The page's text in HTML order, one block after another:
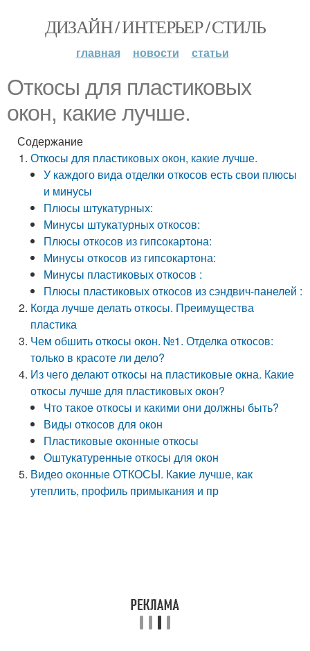
ДИЗАЙН / ИНТЕРЬЕР / СТИЛЬ
главная новости статьи
Откосы для пластиковых
окон, какие лучше.
Содержание
Откосы для пластиковых окон, какие лучше.
У каждого вида отделки откосов есть свои плюсы
и минусы
Плюсы штукатурных:
Минусы штукатурных откосов:
Плюсы откосов из гипсокартона:
Минусы откосов из гипсокартона:
Минусы пластиковых откосов :
Плюсы пластиковых откосов из сэндвич-панелей :
Когда лучше делать откосы. Преимущества
пластика
Чем обшить откосы окон. №1. Отделка откосов:
только в красоте ли дело?
Из чего делают откосы на пластиковые окна. Какие
откосы лучше для пластиковых окон?
Что такое откосы и какими они должны быть?
Виды откосов для окон
Пластиковые оконные откосы
Оштукатуренные откосы для окон
Видео оконные ОТКОСЫ. Какие лучше, как
утеплить, профиль примыкания и пр